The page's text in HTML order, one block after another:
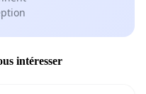
intéresser